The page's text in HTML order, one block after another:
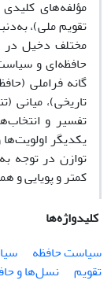
مؤلفه‌های
تقویم ملی)،
مختلف دخیل در
حافظه‌ای و
گانه فراملی
تاریخی)، میانی
تفسیر و
یکدیگر
توازن در توجه
کمتر و پویایی
کلیدواژه‌ها
سیاست حافظه
تقویم
نسل‌ها و